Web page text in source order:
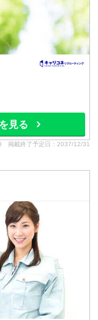
見る
掲載終了予定日：2037/12/31